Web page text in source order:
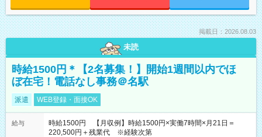
掲載日：2026.08.03
未読
時給1500円＊【2名募集！】開始1週間以内でほ
ぼ在宅！電話なし事務＠名駅
派遣 WEB登録・面接OK
給与
時給1500円 【月収例】時給1500円×実働7時間×月21日＝
220,500円＋残業代 ※経験次第